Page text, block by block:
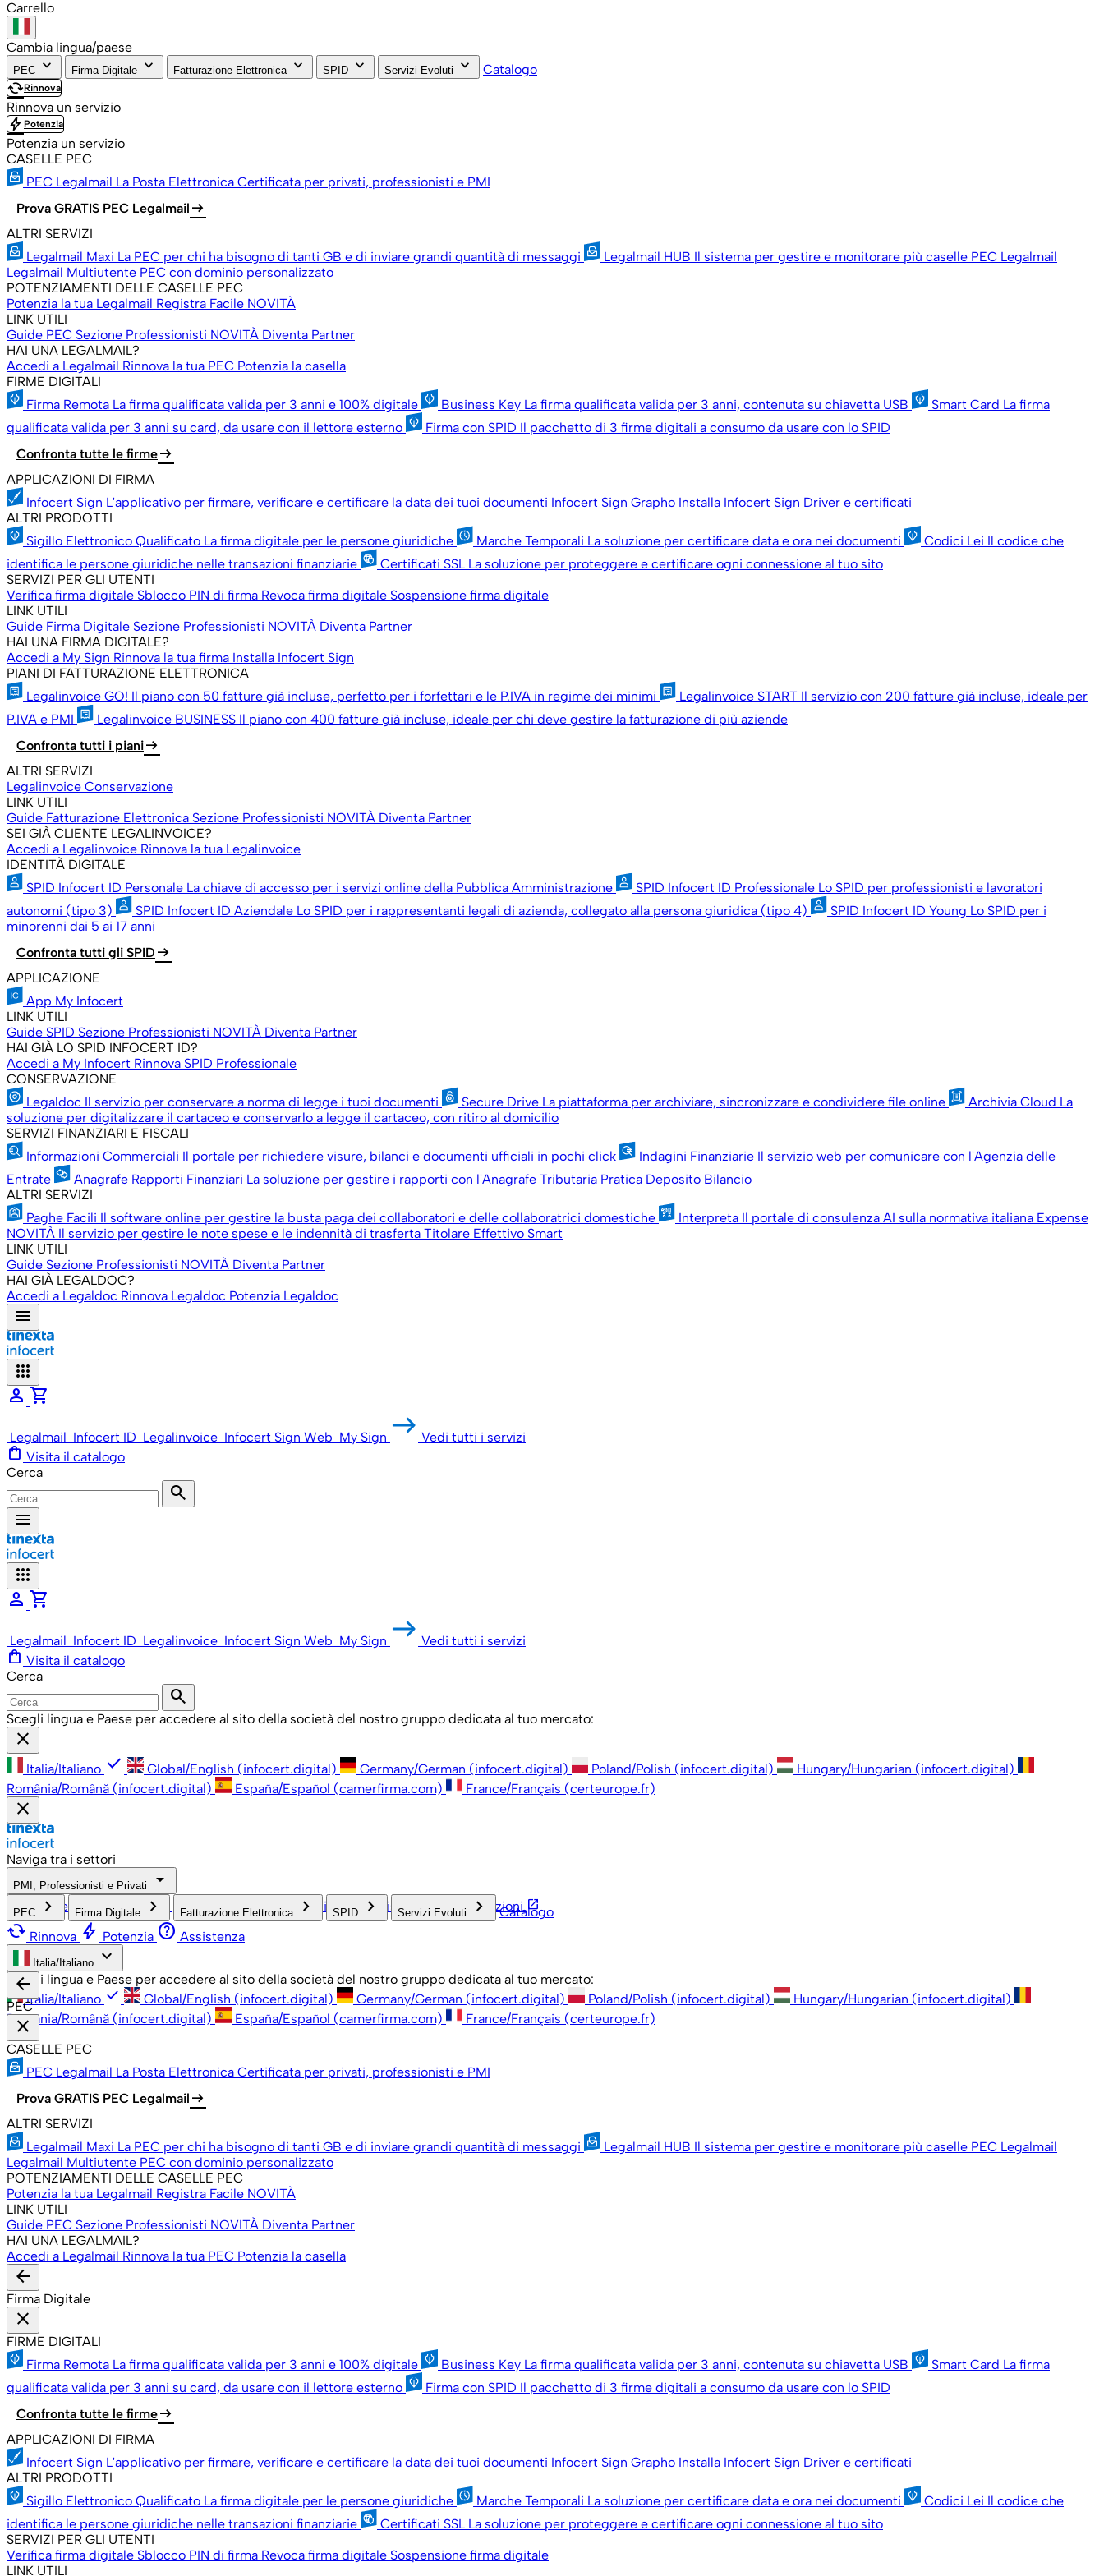
Carrello
Cambia lingua/paese
PEC keyboard_arrow_down Firma Digitale keyboard_arrow_down Fatturazione Elettronica keyboard_arrow_down SPID keyboard_arrow_down Servizi Evoluti keyboard_arrow_down Catalogo
cachedRinnova
Rinnova un servizio
bolt Potenzia
Potenzia un servizio
CASELLE PEC
PEC Legalmail La Posta Elettronica Certificata per privati, professionisti e PMI
Prova GRATIS PEC Legalmail arrow_right_alt
ALTRI SERVIZI
Legalmail Maxi La PEC per chi ha bisogno di tanti GB e di inviare grandi quantità di messaggi Legalmail HUB Il sistema per gestire e monitorare più caselle PEC Legalmail
Legalmail Multiutente PEC con dominio personalizzato
POTENZIAMENTI DELLE CASELLE PEC
Potenzia la tua Legalmail Registra Facile NOVITÀ
LINK UTILI
Guide PEC Sezione Professionisti NOVITÀ Diventa Partner
HAI UNA LEGALMAIL?
Accedi a Legalmail Rinnova la tua PEC Potenzia la casella
FIRME DIGITALI
Firma Remota La firma qualificata valida per 3 anni e 100% digitale Business Key La firma qualificata valida per 3 anni, contenuta su chiavetta USB Smart Card La firma
qualificata valida per 3 anni su card, da usare con il lettore esterno
Firma con SPID Il pacchetto di 3 firme digitali a consumo da usare con lo SPID
Confronta tutte le firmearrow_right_alt
APPLICAZIONI DI FIRMA
Infocert Sign L'applicativo per firmare, verificare e certificare la data dei tuoi documenti Infocert Sign Grapho Installa Infocert Sign Driver e certificati
ALTRI PRODOTTI
Sigillo Elettronico Qualificato La firma digitale per le persone giuridiche Marche Temporali La soluzione per certificare data e ora nei documenti Codici Lei Il codice che
identifica le persone giuridiche nelle transazioni finanziarie
Certificati SSL La soluzione per proteggere e certificare ogni connessione al tuo sito
SERVIZI PER GLI UTENTI
Verifica firma digitale Sblocco PIN di firma Revoca firma digitale Sospensione firma digitale
LINK UTILI
Guide Firma Digitale Sezione Professionisti NOVITÀ Diventa Partner
HAI UNA FIRMA DIGITALE?
Accedi a My Sign Rinnova la tua firma Installa Infocert Sign
PIANI DI FATTURAZIONE ELETTRONICA
Legalinvoice GO! Il piano con 50 fatture già incluse, perfetto per i forfettari e le P.IVA in regime dei minimi Legalinvoice START Il servizio con 200 fatture già incluse, ideale per
P.IVA e PMI
Legalinvoice BUSINESS Il piano con 400 fatture già incluse, ideale per chi deve gestire la fatturazione di più aziende
Confronta tutti i pianiarrow_right_alt
ALTRI SERVIZI
Legalinvoice Conservazione
LINK UTILI
Guide Fatturazione Elettronica Sezione Professionisti NOVITÀ Diventa Partner
SEI GIÀ CLIENTE LEGALINVOICE?
Accedi a Legalinvoice Rinnova la tua Legalinvoice
IDENTITÀ DIGITALE
SPID Infocert ID Personale La chiave di accesso per i servizi online della Pubblica Amministrazione SPID Infocert ID Professionale Lo SPID per professionisti e lavoratori
autonomi (tipo 3)
SPID Infocert ID Aziendale Lo SPID per i rappresentanti legali di azienda, collegato alla persona giuridica (tipo 4) SPID Infocert ID Young Lo SPID per i
minorenni dai 5 ai 17 anni
Confronta tutti gli SPID arrow_right_alt
APPLICAZIONE
App My Infocert
LINK UTILI
Guide SPID Sezione Professionisti NOVITÀ Diventa Partner
HAI GIÀ LO SPID INFOCERT ID?
Accedi a My Infocert Rinnova SPID Professionale
CONSERVAZIONE
Legaldoc Il servizio per conservare a norma di legge i tuoi documenti Secure Drive La piattaforma per archiviare, sincronizzare e condividere file online Archivia Cloud La
soluzione per digitalizzare il cartaceo e conservarlo a legge il cartaceo, con ritiro al domicilio
SERVIZI FINANZIARI E FISCALI
Informazioni Commerciali Il portale per richiedere visure, bilanci e documenti ufficiali in pochi click Indagini Finanziarie Il servizio web per comunicare con l'Agenzia delle
Entrate
Anagrafe Rapporti Finanziari La soluzione per gestire i rapporti con l'Anagrafe Tributaria Pratica Deposito Bilancio
ALTRI SERVIZI
Paghe Facili Il software online per gestire la busta paga dei collaboratori e delle collaboratrici domestiche Interpreta Il portale di consulenza AI sulla normativa italiana Expense
NOVITÀ Il servizio per gestire le note spese e le indennità di trasferta Titolare Effettivo Smart
LINK UTILI
Guide Sezione Professionisti NOVITÀ Diventa Partner
HAI GIÀ LEGALDOC?
Accedi a Legaldoc Rinnova Legaldoc Potenzia Legaldoc
menu
apps
person shopping_cart
Legalmail Infocert ID Legalinvoice Infocert Sign Web My Sign Vedi tutti i servizi
shopping_bag Visita il catalogo
Cerca
search
menu
apps
person shopping_cart
Legalmail Infocert ID Legalinvoice Infocert Sign Web My Sign Vedi tutti i servizi
shopping_bag Visita il catalogo
Cerca
search
Scegli lingua e Paese per accedere al sito della società del nostro gruppo dedicata al tuo mercato:
close
Italia/Italiano check Global/English (infocert.digital) Germany/German (infocert.digital) Poland/Polish (infocert.digital)
Hungary/Hungarian (infocert.digital)
România/Română (infocert.digital)
España/Español (camerfirma.com) France/Français (certeurope.fr)
close
Naviga tra i settori
PMI, Professionisti e Privati arrow_drop_down
PMI, Professionisti e Privati check Grandi Aziende Pubblica Amministrazione Associazioni open_in_new
PEC keyboard_arrow_right Firma Digitale keyboard_arrow_right Fatturazione Elettronica keyboard_arrow_right SPID keyboard_arrow_right Servizi Evoluti keyboard_arrow_right Catalogo
cached Rinnova bolt Potenzia help Assistenza
Italia/Italiano keyboard_arrow_down
Scegli lingua e Paese per accedere al sito della società del nostro gruppo dedicata al tuo mercato:
Italia/Italiano check Global/English (infocert.digital) Germany/German (infocert.digital) Poland/Polish (infocert.digital)
Hungary/Hungarian (infocert.digital)
România/Română (infocert.digital)
España/Español (camerfirma.com) France/Français (certeurope.fr)
arrow_back
PEC
close
CASELLE PEC
PEC Legalmail La Posta Elettronica Certificata per privati, professionisti e PMI
Prova GRATIS PEC Legalmail arrow_right_alt
ALTRI SERVIZI
Legalmail Maxi La PEC per chi ha bisogno di tanti GB e di inviare grandi quantità di messaggi Legalmail HUB Il sistema per gestire e monitorare più caselle PEC Legalmail
Legalmail Multiutente PEC con dominio personalizzato
POTENZIAMENTI DELLE CASELLE PEC
Potenzia la tua Legalmail Registra Facile NOVITÀ
LINK UTILI
Guide PEC Sezione Professionisti NOVITÀ Diventa Partner
HAI UNA LEGALMAIL?
Accedi a Legalmail Rinnova la tua PEC Potenzia la casella
arrow_back
Firma Digitale
close
FIRME DIGITALI
Firma Remota La firma qualificata valida per 3 anni e 100% digitale Business Key La firma qualificata valida per 3 anni, contenuta su chiavetta USB Smart Card La firma
qualificata valida per 3 anni su card, da usare con il lettore esterno
Firma con SPID Il pacchetto di 3 firme digitali a consumo da usare con lo SPID
Confronta tutte le firmearrow_right_alt
APPLICAZIONI DI FIRMA
Infocert Sign L'applicativo per firmare, verificare e certificare la data dei tuoi documenti Infocert Sign Grapho Installa Infocert Sign Driver e certificati
ALTRI PRODOTTI
Sigillo Elettronico Qualificato La firma digitale per le persone giuridiche Marche Temporali La soluzione per certificare data e ora nei documenti Codici Lei Il codice che
identifica le persone giuridiche nelle transazioni finanziarie
Certificati SSL La soluzione per proteggere e certificare ogni connessione al tuo sito
SERVIZI PER GLI UTENTI
Verifica firma digitale Sblocco PIN di firma Revoca firma digitale Sospensione firma digitale
LINK UTILI